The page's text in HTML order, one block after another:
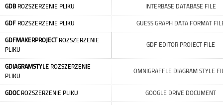
GDBROZSZERZENIE PLIKU INTERBASE DATABASE FILE
GDF ROZSZERZENIE PLIKU GUESS GRAPH DATA FORMAT
GDFMAKERPROJECTROZSZERZENIE
PLIKU
GDF EDITOR PROJECT FILE
GDIAGRAMSTYLE ROZSZERZENIE
PLIKU
OMNIGRAFFLE DIAGRAM STYLE
GDOCROZSZERZENIE PLIKU GOOGLE DRIVE DOCUMENT